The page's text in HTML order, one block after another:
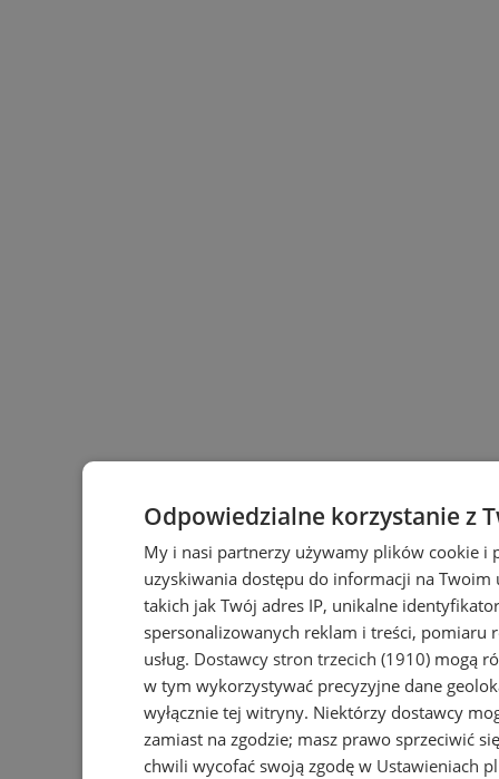
Odpowiedzialne korzystanie z
My i nasi partnerzy używamy plików cookie
uzyskiwania dostępu do informacji na
takich jak Twój adres IP, unikalne
spersonalizowanych reklam i treści, pomiaru
usług. Dostawcy stron trzecich (1910) mogą
w tym wykorzystywać precyzyjne dane
wyłącznie tej witryny. Niektórzy dostawcy
zamiast na zgodzie; masz prawo sprzeciwić
chwili wycofać swoją zgodę w Ustawieniach